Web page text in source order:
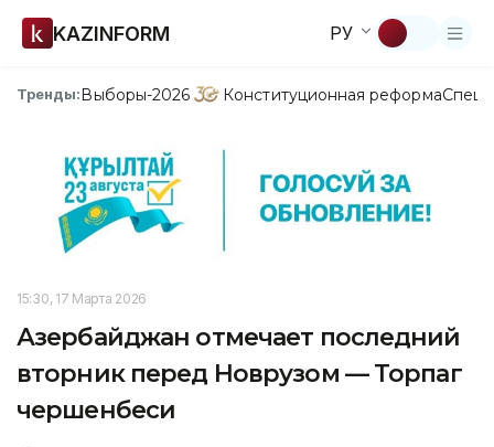
KAZINFORM РУ
Тренды:Выборы-2026 Конституционная реформа
15:30, 17 Марта 2026
Азербайджан отмечает последний
вторник перед Новрузом — Торпаг
чершенбеси